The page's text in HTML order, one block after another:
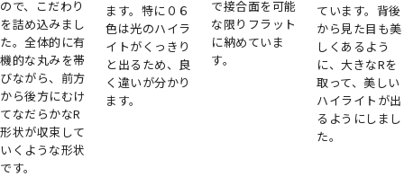
ので、こだわり
を詰め込みまし
た。全体的に有
機的な丸みを帯
びながら、前方
から後方にむけ
てなだらかなR
形状が収束して
いくような形状
です。
ます。特に０６
色は光のハイラ
イトがくっきり
と出るため、良
く違いが分かり
ます。
で接合面を可能
な限りフラット
に納めていま
す。
ています。背後
から見た目も美
しくあるよう
に、大きなRを
取って、美しい
ハイライトが出
るようにしまし
た。